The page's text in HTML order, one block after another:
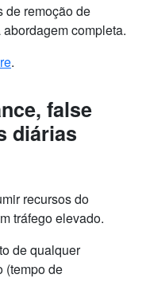
de remoção de
completa.
.
false
diárias
recursos do
tráfego elevado.
de qualquer
(tempo de